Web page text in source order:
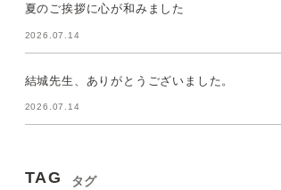
夏のご挨拶に心が和みました
2026.07.14
結城先生、ありがとうございました。
2026.07.14
TAG タグ